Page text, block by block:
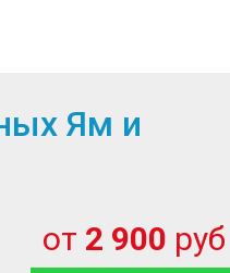
Ям и
от 2 900 руб